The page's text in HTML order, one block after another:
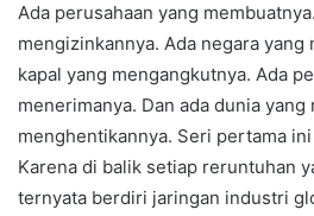
Ada perusahaan yang
mengizinkannya. Ada negara yang
kapal yang mengangkutnya. Ada
menerimanya. Dan ada dunia
menghentikannya. Seri pertama
Karena di balik setiap reruntuhan
ternyata berdiri jaringan industri